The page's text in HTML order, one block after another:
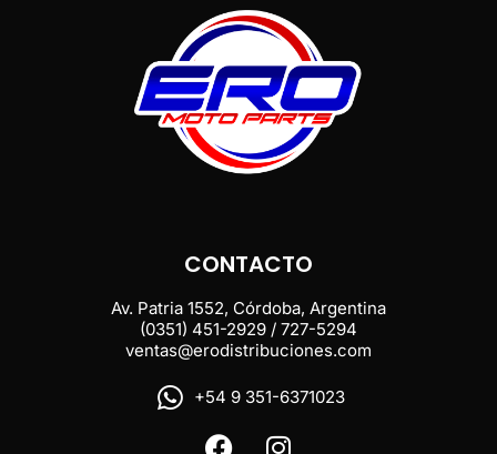
CONTACTO
Av. Patria 1552, Córdoba, Argentina
(0351) 451-2929 / 727-5294
ventas@erodistribuciones.com
+54 9 351-6371023